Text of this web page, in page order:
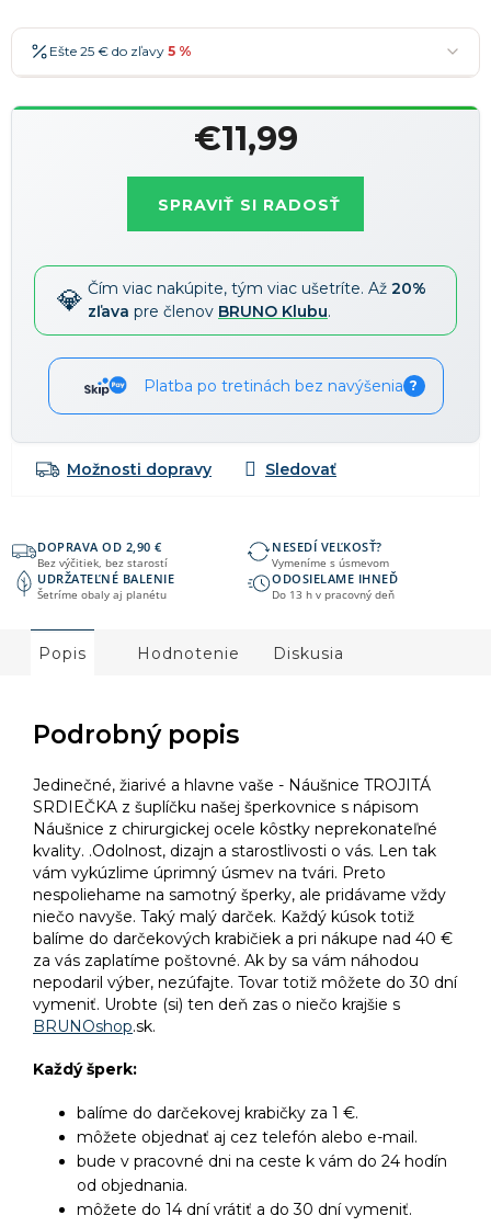
Ešte 25 € do zľavy 5 %
€11,99
SPRAVIŤ SI RADOSŤ
Čím viac nakúpite, tým viac ušetríte. Až 20%
zľava pre členov BRUNO Klubu.
Platba po tretinách bez navýšenia ?
Možnosti dopravy
DOPRAVA OD 2,90 €
Bez výčitiek, bez starostí
NESEDÍ VEĽKOSŤ?
Vymeníme s úsmevom
UDRŽATEĽNÉ BALENIE
Šetríme obaly aj planétu
ODOSIELAME IHNEĎ
Do 13 h v pracovný deň
Popis Hodnotenie Diskusia
Podrobný popis
Jedinečné, žiarivé a hlavne vaše - Náušnice TROJITÁ
SRDIEČKA z šuplíčku našej šperkovnice s nápisom
Náušnice z chirurgickej ocele kôstky neprekonateľné
kvality. .Odolnost, dizajn a starostlivosti o vás. Len tak
vám vykúzlime úprimný úsmev na tvári. Preto
nespoliehame na samotný šperky, ale pridávame vždy
niečo navyše. Taký malý darček. Každý kúsok totiž
balíme do darčekových krabičiek a pri nákupe nad 40 €
za vás zaplatíme poštovné. Ak by sa vám náhodou
nepodaril výber, nezúfajte. Tovar totiž môžete do 30 dní
vymeniť. Urobte (si) ten deň zas o niečo krajšie s
BRUNOshop.sk.
Každý šperk:
balíme do darčekovej krabičky za 1 €.
môžete objednať aj cez telefón alebo e-mail.
bude v pracovné dni na ceste k vám do 24 hodín
od objednania.
môžete do 14 dní vrátiť a do 30 dní vymeniť.